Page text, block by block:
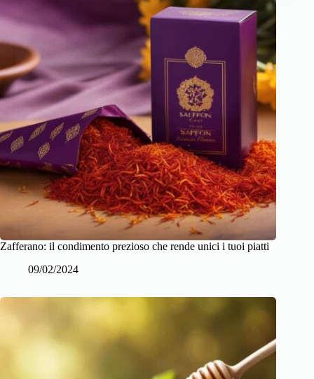
Zafferano: il condimento prezioso che rende unici i tuoi piatti
09/02/2024